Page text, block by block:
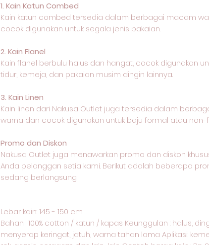
1. Kain Katun Combed
Kain katun combed tersedia dalam berbagai macam
cocok digunakan untuk segala jenis pakaian.
2. Kain Flanel
Kain flanel berbulu halus dan hangat, cocok digunakan
tidur, kemeja, dan pakaian musim dingin lainnya.
3. Kain Linen
Kain linen dari Nakusa Outlet juga tersedia dalam
warna dan cocok digunakan untuk baju formal atau non-
Promo dan Diskon
Nakusa Outlet juga menawarkan promo dan diskon
Anda pelanggan setia kami. Berikut adalah beberapa
sedang berlangsung:
Lebar kain: 145 - 150 cm
Bahan : 100% cotton / katun / kapas Keunggulan : halus,
menyerap keringat, jatuh, warna tahan lama Aplikasi: